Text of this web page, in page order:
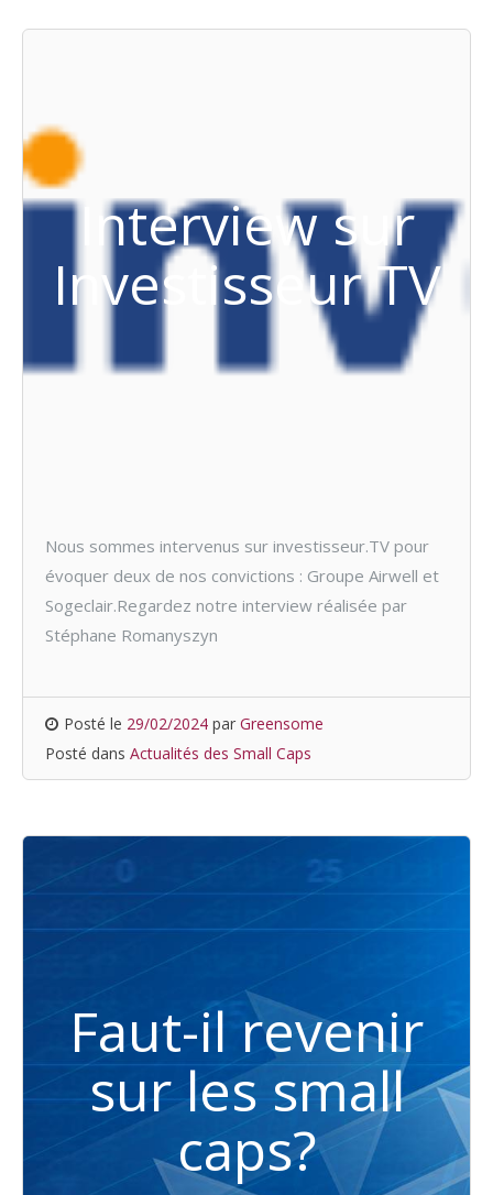
Interview sur
Investisseur TV
Nous sommes intervenus sur investisseur.TV pour
évoquer deux de nos convictions : Groupe Airwell et
Sogeclair.Regardez notre interview réalisée par
Stéphane Romanyszyn
Posté le 29/02/2024 par Greensome
Posté dans Actualités des Small Caps
Faut-il revenir
sur les small
caps?